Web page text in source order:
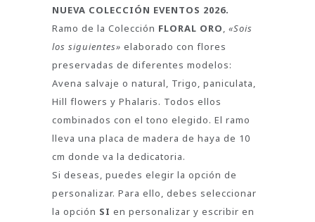
NUEVA COLECCIÓN EVENTOS 2026.
Ramo de la Colección FLORAL ORO, «Sois
los siguientes» elaborado con flores
preservadas de diferentes modelos:
Avena salvaje o natural, Trigo, paniculata,
Hill flowers y Phalaris. Todos ellos
combinados con el tono elegido. El ramo
lleva una placa de madera de haya de 10
cm donde va la dedicatoria.
Si deseas, puedes elegir la opción de
personalizar. Para ello, debes seleccionar
la opción SI en personalizar y escribir en